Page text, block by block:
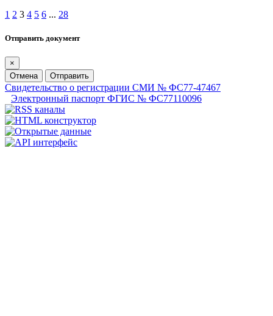
1 2 3 4 5 6 ... 28
Отправить документ
×
Отмена
Отправить
Свидетельство о регистрации СМИ № ФС77-47467
Электронный паспорт ФГИС № ФС77110096